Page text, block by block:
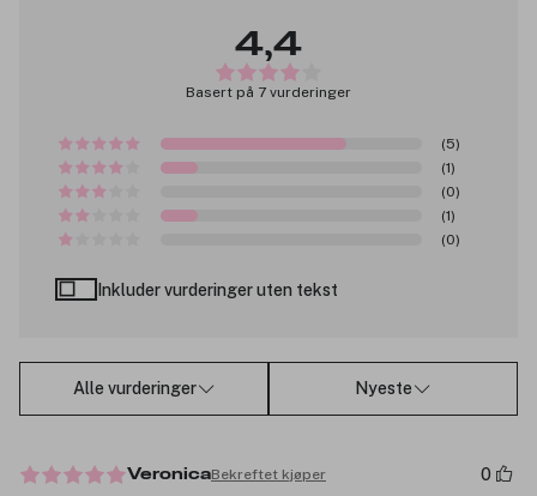
4,4
Basert på 7 vurderinger
(5)
(1)
(0)
(1)
(0)
Inkluder vurderinger uten tekst
Alle vurderinger Nyeste
VeronicaBekreftet kjøper 0